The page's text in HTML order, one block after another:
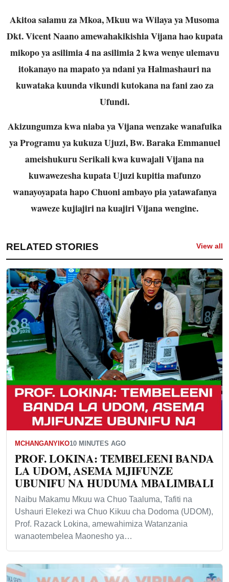
Akitoa salamu za Mkoa, Mkuu wa Wilaya ya Musoma
Dkt. Vicent Naano amewahakikishia Vijana hao kupata
mikopo ya asilimia 4 na asilimia 2 kwa wenye ulemavu
itokanayo na mapato ya ndani ya Halmashauri na
kuwataka kuunda vikundi kutokana na fani zao za
Ufundi.
Akizungumza kwa niaba ya Vijana wenzake wanafuika
ya Programu ya kukuza Ujuzi, Bw. Baraka Emmanuel
ameishukuru Serikali kwa kuwajali Vijana na
kuwawezesha kupata Ujuzi kupitia mafunzo
wanayoyapata hapo Chuoni ambayo pia yatawafanya
waweze kujiajiri na kuajiri Vijana wengine.
RELATED STORIES View all
MCHANGANYIKO10 MINUTES AGO
PROF. LOKINA: TEMBELEENI BANDA
LA UDOM, ASEMA MJIFUNZE
UBUNIFU NA HUDUMA MBALIMBALI
Naibu Makamu Mkuu wa Chuo Taaluma, Tafiti na
Ushauri Elekezi wa Chuo Kikuu cha Dodoma (UDOM),
Prof. Razack Lokina, amewahimiza Watanzania
wanaotembelea Maonesho ya…